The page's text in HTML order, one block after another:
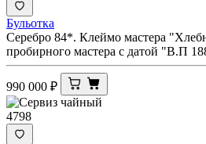
Бульотка
Серебро 84*. Клеймо мастера
пробирного мастера с датой "В.П
990 000 ₽
4798